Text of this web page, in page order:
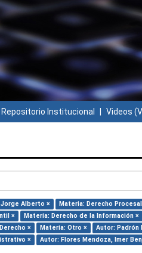
Repositorio Institucional Videos
Jorge Alberto × Materia: Derecho
×
Materia: Derecho de la Información ×
×
Materia: Otro × Autor: Padrón
×
Autor: Flores Mendoza, Imer